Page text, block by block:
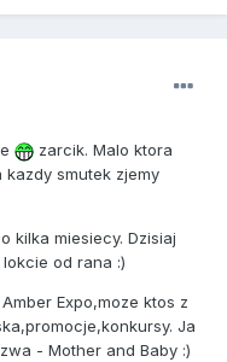
zarcik. Malo ktora
smutek zjemy
kilka miesiecy. Dzisiaj
od rana :)
Expo,moze ktos z
Ja
- Mother and Baby :)